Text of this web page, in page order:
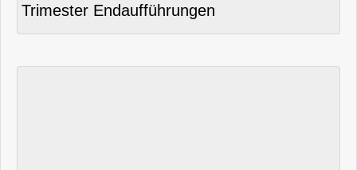
Trimester Endaufführungen